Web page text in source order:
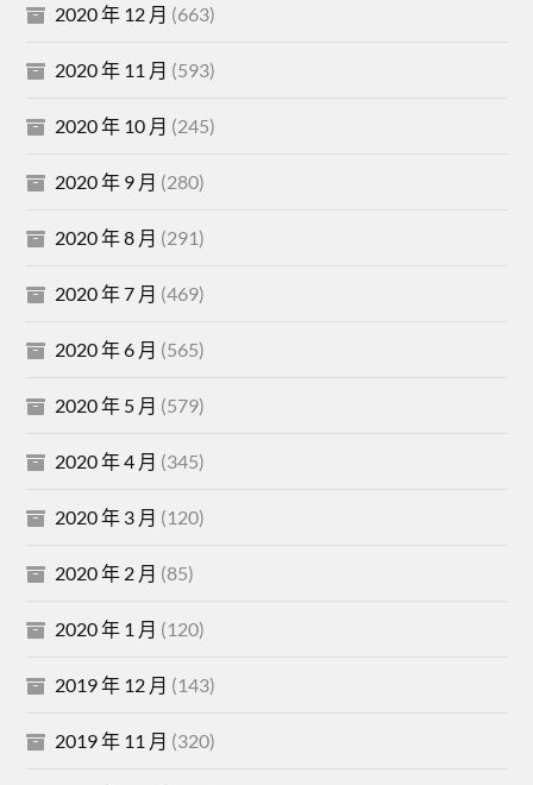
2020 年 12 月 (663)
2020 年 11 月 (593)
2020 年 10 月 (245)
2020 年 9 月 (280)
2020 年 8 月 (291)
2020 年 7 月 (469)
2020 年 6 月 (565)
2020 年 5 月 (579)
2020 年 4 月 (345)
2020 年 3 月 (120)
2020 年 2 月 (85)
2020 年 1 月 (120)
2019 年 12 月 (143)
2019 年 11 月 (320)